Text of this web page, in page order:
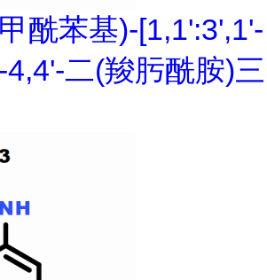
酰苯基)-[1,1':3',1'-
二(羧肟酰胺)三